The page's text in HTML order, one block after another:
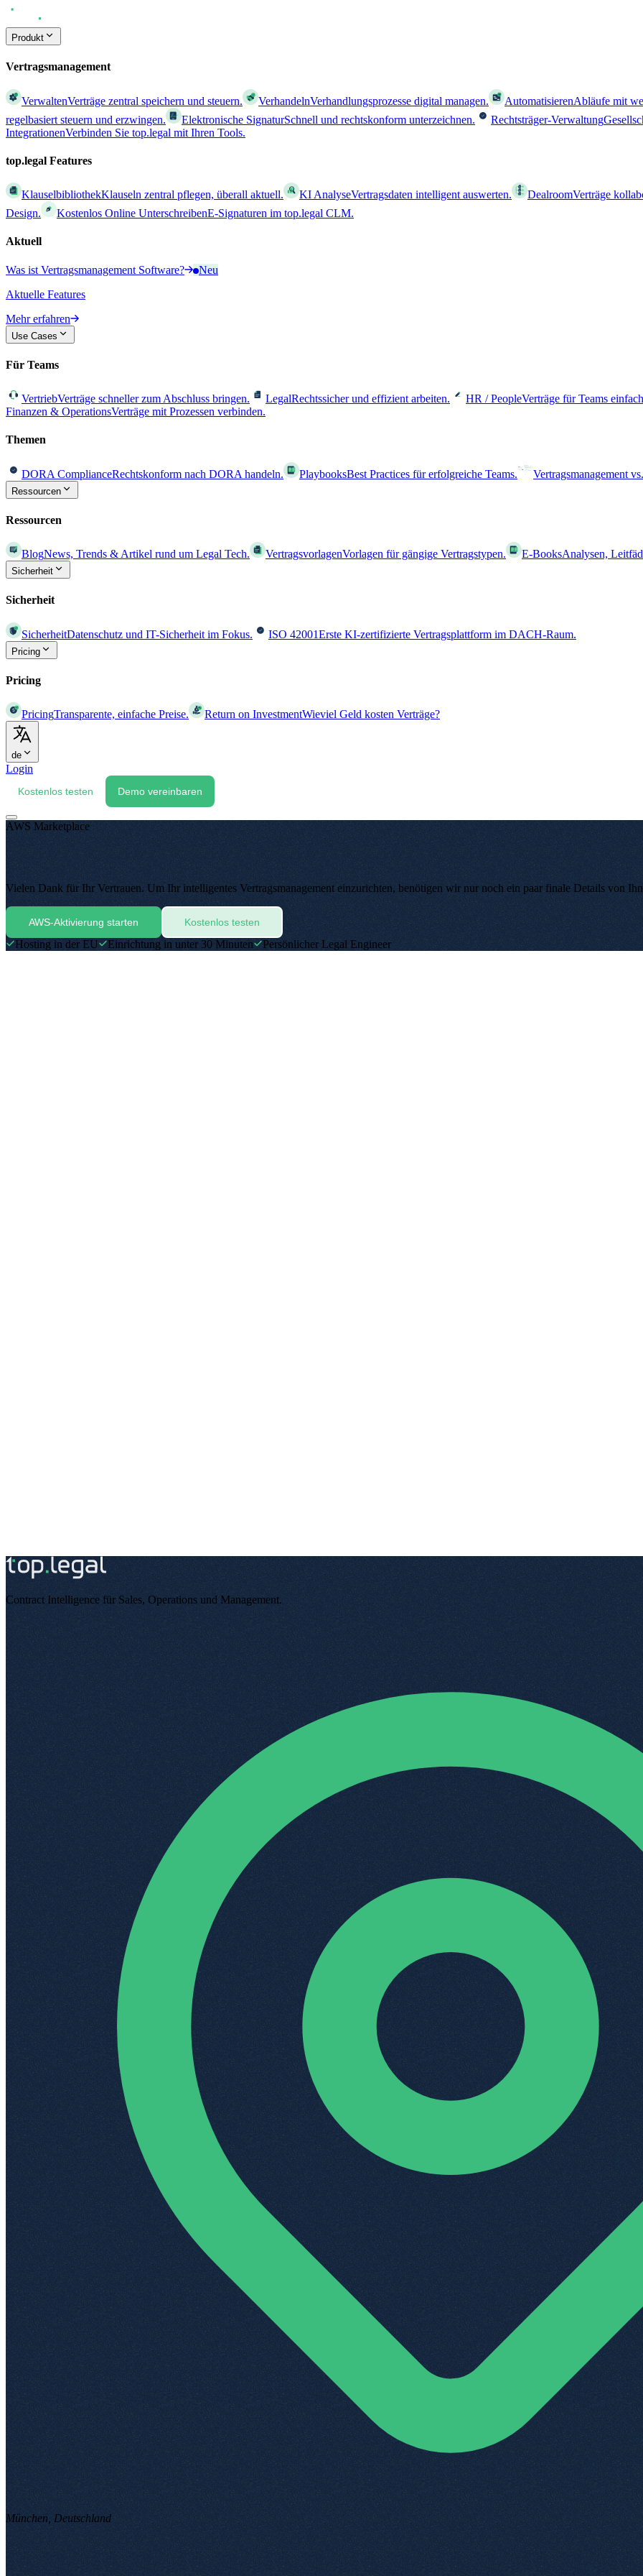
Produkt
Vertragsmanagement
VerwaltenVerträge zentral speichern und steuern. VerhandelnVerhandlungsprozesse digital managen. AutomatisierenAbläufe mit
regelbasiert steuern und erzwingen.
Elektronische SignaturSchnell und rechtskonform unterzeichnen. Rechtsträger-Verwaltung
IntegrationenVerbinden Sie top.legal mit Ihren Tools.
top.legal Features
KlauselbibliothekKlauseln zentral pflegen, überall aktuell. KI AnalyseVertragsdaten intelligent auswerten. DealroomVerträge
Design.
Kostenlos Online UnterschreibenE-Signaturen im top.legal CLM.
Aktuell
Was ist Vertragsmanagement Software?
Neu
Aktuelle Features
Mehr erfahren
Use Cases
Für Teams
VertriebVerträge schneller zum Abschluss bringen. LegalRechtssicher und effizient arbeiten. HR / PeopleVerträge für Teams
Finanzen & OperationsVerträge mit Prozessen verbinden.
Themen
DORA ComplianceRechtskonform nach DORA handeln. PlaybooksBest Practices für erfolgreiche Teams. Vertragsmanagement
Ressourcen
Ressourcen
BlogNews, Trends & Artikel rund um Legal Tech. VertragsvorlagenVorlagen für gängige Vertragstypen. E-BooksAnalysen,
Sicherheit
Sicherheit
SicherheitDatenschutz und IT-Sicherheit im Fokus. ISO 42001Erste KI-zertifizierte Vertragsplattform im DACH-Raum.
Pricing
Pricing
PricingTransparente, einfache Preise. Return on InvestmentWieviel Geld kosten Verträge?
de
Login
Kostenlos testen Demo vereinbaren
AWS Marketplace
Vielen Dank für Ihr Vertrauen. Um Ihr intelligentes Vertragsmanagement einzurichten, benötigen wir nur noch ein paar finale Details von
AWS-Aktivierung starten Kostenlos testen
Hosting in der EU Einrichtung in unter 30 Minuten Persönlicher Legal Engineer
Contract Intelligence für Sales, Operations und Management.
München, Deutschland